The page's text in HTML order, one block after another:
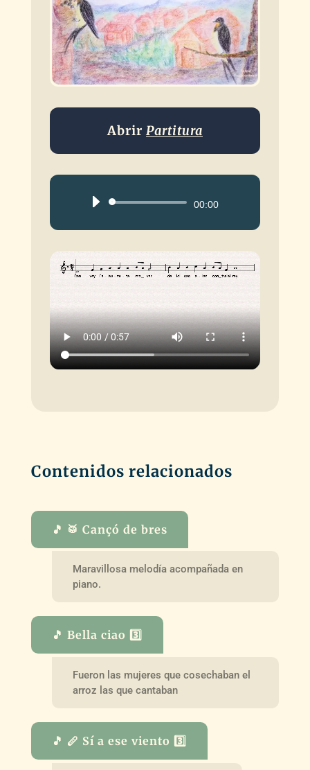
Abrir Partitura
Reproductor00:00
Contenidos relacionados
🎵 🥁 Cançó de bres
Maravillosa melodía acompañada en
piano.
🎵 Bella ciao 3️⃣
Fueron las mujeres que cosechaban el
arroz las que cantaban
🎵 🪈 Sí a ese viento 3️⃣